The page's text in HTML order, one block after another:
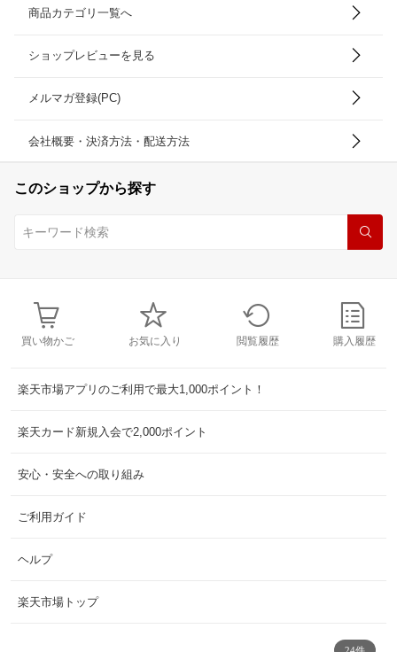
商品カテゴリ一覧へ
ショップレビューを見る
メルマガ登録(PC)
会社概要・決済方法・配送方法
このショップから探す
買い物かご お気に入り 閲覧履歴 購入履歴
楽天市場アプリのご利用で最大1,000ポイント！
楽天カード新規入会で2,000ポイント
安心・安全への取り組み
ご利用ガイド
ヘルプ
楽天市場トップ